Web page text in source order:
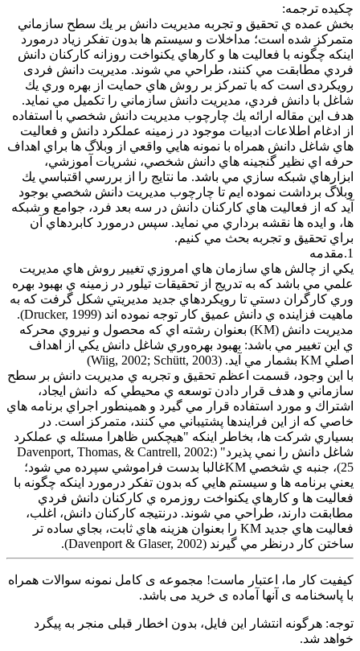
چکیده ترجمه:
بخش عمده ي تحقيق و تجربه مديريت دانش بر يك سطح سازماني
متمركز شده است؛ مداخلات و سيستم ها بدون تفكر زياد درمورد
اينكه چگونه با فعاليت ها و كارهاي يكنواخت روزانه كاركنان دانش
فردي مطابقت مي كنند، طراحي مي شوند. مديريت دانش فردی
رویکردی است كه با تمركز بر روش هاي حمايت از بهره وري يك
شاغل با دانش فردي، مديريت دانش سازماني را تكميل مي نمايد.
هدف اين مقاله ارائه يك چارچوب مديريت دانش شخصي با استفاده
از ادغام اطلاعات ادبيات موجود در زمينه عملكرد دانش و فعاليت
هاي شاغل دانش همراه با نمونه هايي واقعي از وبلاگ ها براي اهداف
حرفه اي نظير گنجينه هاي دانش شخصي، نشريات آموزشي،
ابزارهاي شبكه سازي مي باشد. ما نتايج را از بررسي اقتباسي يك
وبلاگ برداشت نموده ايم تا چارچوب مديريت دانش شخصي بوجود
آيد كه از فعاليت هاي كاركنان دانش در سه بعد فرد، جوامع و شبكه
ها، و ايده ها نقشه برداري مي نمايد. سپس درمورد كابردهاي آن
براي تحقيق و تجربه بحث مي كنيم.
1.مقدمه
يكي از چالش هاي سازمان هاي امروزي تغيير روش هاي مديريت
علمي مي باشد كه به تدريج از تحقيقات تيلور در زمينه ي بهبود بهره
وري كارگران دستي تا رويكردهاي جديد مديريتي شكل گرفت كه به
ماهيت فزاينده ي دانش عميق كار توجه نموده اند (Drucker, 1999).
مديريت دانش (KM) بعنوان رشته اي كه محصول و نيروي محركه
ي اين تغيير مي باشد: بهبود بهره‌وري شاغل دانش يكي از اهداف
اصلي KM بشمار مي آيد. (Wiig, 2002; Schütt, 2003)
با اين وجود، قسمت اعظم تحقيق و تجربه ي مديريت دانش بر سطح
سازماني و هدف قرار دادن توسعه ي محيطي كه دانش ايجاد،
اشتراك و مورد استفاده قرار مي گيرد و همينطور اجراي برنامه هاي
خاصي كه از اين فرايندها پشتيباني مي كنند، متمركز است. در
بسياري شركت ها، بخاطر اينكه "هيچكس ظاهرا مسئله ي عملكرد
شاغل دانش را نمي پذيرد" (Davenport, Thomas, & Cantrell, 2002:
25)، جنبه ي شخصي KMغالبا بدست فراموشي سپرده مي شود؛
يعني برنامه ها و سيستم هايي كه بدون تفكر درمورد اينكه چگونه با
فعاليت ها و كارهاي يكنواخت روزمره ي كاركنان دانش فردي
مطابقت دارند، طراحي مي شوند. درنتيجه كاركنان دانش، اغلب،
فعاليت هاي جديد KM را بعنوان هزينه هاي ثابت، بجاي ساده تر
ساختن كار درنظر مي گيرند (Davenport & Glaser, 2002).
کیفیت کار ما، اعتبار ماست! مجموعه ی کامل نمونه سوالات همراه
با پاسخنامه ی آنها آماده ی خرید می باشد.
توجه: هرگونه انتشار این فایل، بدون اخطار قبلی منجر به پیگرد
خواهد شد.